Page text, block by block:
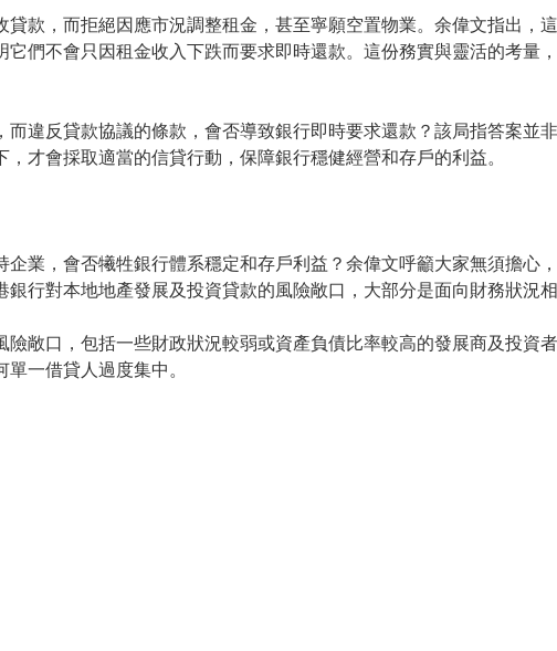
款，而拒絕因應市況調整租金，甚至寧願空置物業。余偉文指出，
們不會只因租金收入下跌而要求即時還款。這份務實與靈活的考量
而違反貸款協議的條款，會否導致銀行即時要求還款？該局指答案並
才會採取適當的信貸行動，保障銀行穩健經營和存戶的利益。
業，會否犧牲銀行體系穩定和存戶利益？余偉文呼籲大家無須擔心
行對本地地產發展及投資貸款的風險敞口，大部分是面向財務狀況
敞口，包括一些財政狀況較弱或資產負債比率較高的發展商及投資
一借貸人過度集中。